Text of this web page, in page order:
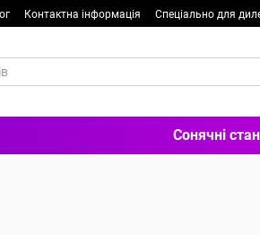
Контактна інформація Спеціально для
Сонячні